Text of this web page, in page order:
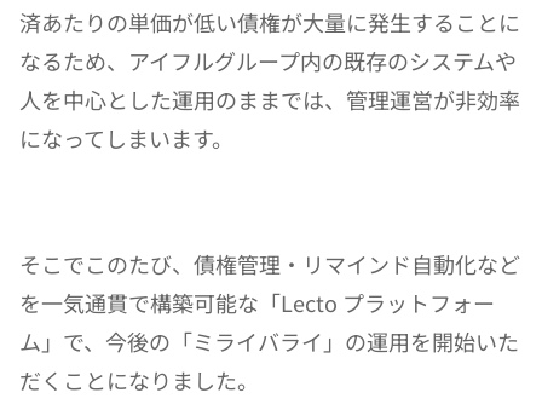
済あたりの単価が低い債権が大量に発生することに
なるため、アイフルグループ内の既存のシステムや
人を中心とした運用のままでは、管理運営が非効率
になってしまいます。
そこでこのたび、債権管理・リマインド自動化など
を一気通貫で構築可能な「Lecto プラットフォー
ム」で、今後の「ミライバライ」の運用を開始いた
だくことになりました。